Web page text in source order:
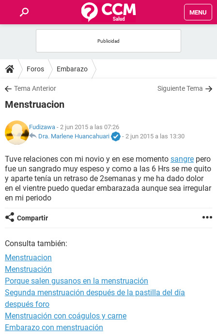
MENU
FOROS
SALUD
NUTRICIÓN
BIENESTAR
SEXUALIDAD
GLOSARIO
Foros Embarazo
Tema Anterior Siguiente Tema
Menstruacion
Fudizawa - 2 jun 2015 a las 07:26
Dra. Marlene Huancahuari
- 2 jun 2015 a las 13:30
Tuve relaciones con mi novio y en ese momento sangre pero
fue un sangrado muy espeso y como a las 6 Hrs se me quito
y aparte tenía un retraso de 2semanas y me ha dado dolor
en el vientre puedo quedar embarazada aunque sea irregular
en mi periodo
Compartir
Consulta también:
Menstruacion
Menstruación
Porque salen gusanos en la menstruación
Segunda menstruación después de la pastilla del día
después foro
Menstruación con coágulos y carne
Embarazo con menstruación